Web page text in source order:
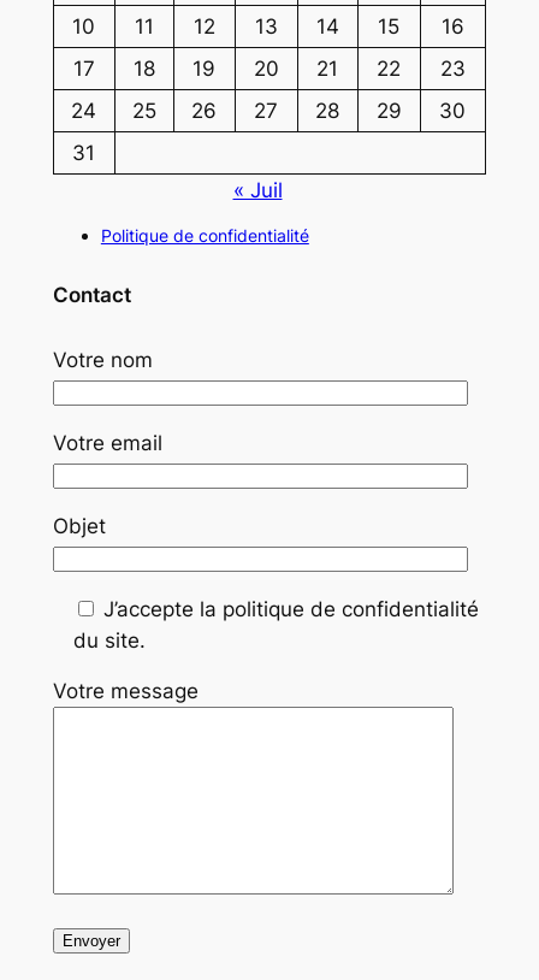
10
11 12 13 14 15
16
17
18 19 20 21 22
23
24
25 26 27 28 29
30
31
« Juil
Politique de confidentialité
Contact
Votre nom
Votre email
Objet
J’accepte la politique de confidentialité
du site.
Votre message